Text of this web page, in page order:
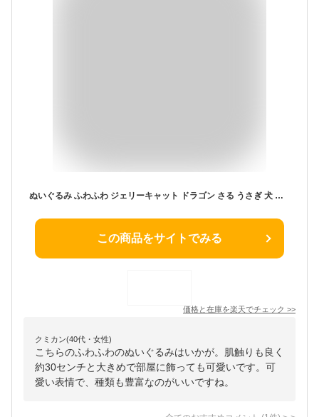
ぬいぐるみ ふわふわ ジェリーキャット ドラゴン さる うさぎ 犬 ファーストトイ jellycat JELLY CAT Bashful Medium 31cm 月齢 フォト グッズ 出産祝い 出産準備 プレゼント お誕生日 プレゼント 正規品
この商品をサイトでみる
価格と在庫を楽天でチェック >>
クミカン(40代・女性)
こちらのふわふわのぬいぐるみはいかが。肌触りも良く
約30センチと大きめで部屋に飾っても可愛いです。可
愛い表情で、種類も豊富なのがいいですね。